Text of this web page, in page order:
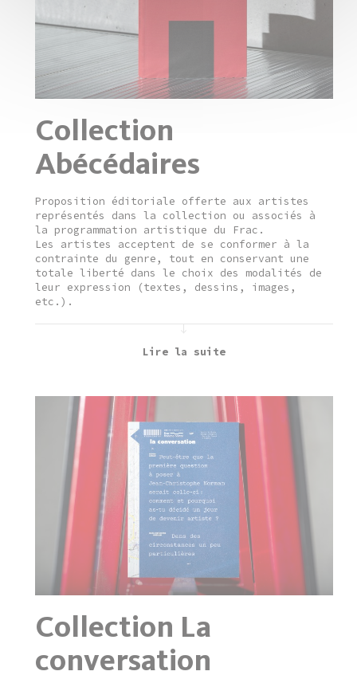
Collection
Abécédaires
Proposition éditoriale offerte aux artistes
représentés dans la collection ou associés à
la programmation artistique du Frac. ​​​​​​
Les artistes acceptent de se conformer à la
contrainte du genre, tout en conservant une
totale liberté dans le choix des modalités de
leur expression (textes, dessins, images,
etc.).
Lire la suite
Collection La
conversation